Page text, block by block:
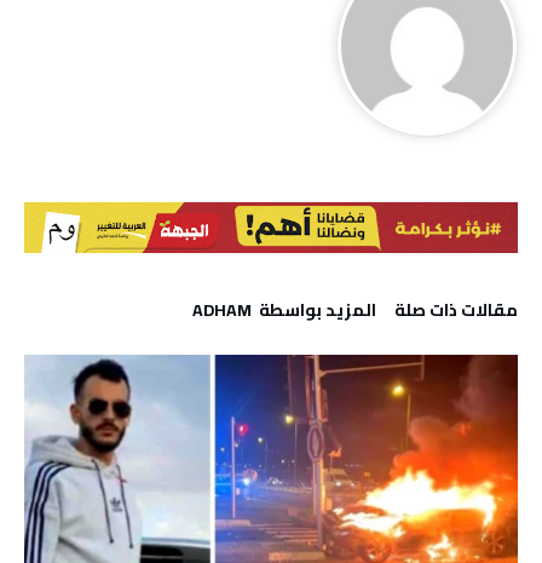
‫مقالات ذات صلة‬ ‫‫المزيد بواسطة‬ ‬ ADHAM